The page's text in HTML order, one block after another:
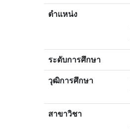
ตำแหน่ง
ระดับการศึกษา
วุฒิการศึกษา
สาขาวิชา